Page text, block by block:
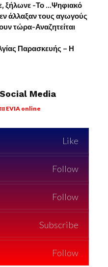
ξήλωνε -Το …Ψηφιακό
άλλαξαν τους αγωγούς
τώρα-Αναζητείται
Παρασκευής – Η
Media
EVIA online
Like
Follow
Follow
Subscribe
Follow